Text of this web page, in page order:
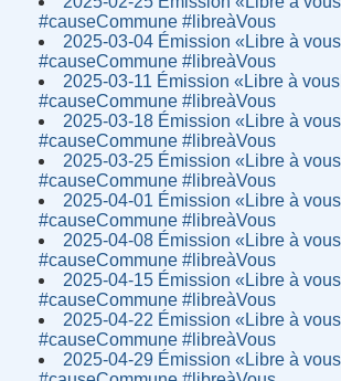
#causeCommune #libreàVous
2025-03-04 Émission «Libre à
#causeCommune #libreàVous
2025-03-11 Émission «Libre à
#causeCommune #libreàVous
2025-03-18 Émission «Libre à
#causeCommune #libreàVous
2025-03-25 Émission «Libre à
#causeCommune #libreàVous
2025-04-01 Émission «Libre à
#causeCommune #libreàVous
2025-04-08 Émission «Libre à
#causeCommune #libreàVous
2025-04-15 Émission «Libre à
#causeCommune #libreàVous
2025-04-22 Émission «Libre à
#causeCommune #libreàVous
2025-04-29 Émission «Libre à